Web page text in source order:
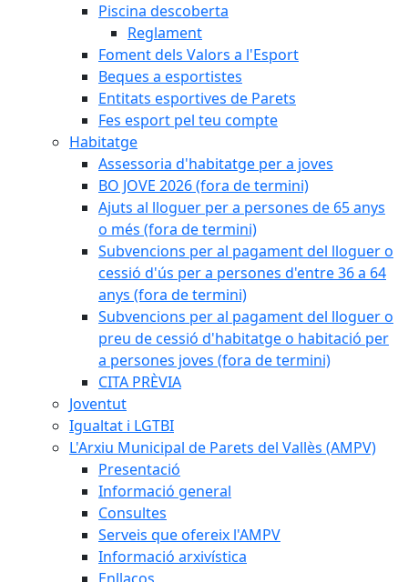
Piscina descoberta
Reglament
Foment dels Valors a l'Esport
Beques a esportistes
Entitats esportives de Parets
Fes esport pel teu compte
Habitatge
Assessoria d'habitatge per a joves
BO JOVE 2026 (fora de termini)
Ajuts al lloguer per a persones de 65 anys
o més (fora de termini)
Subvencions per al pagament del lloguer o
cessió d'ús per a persones d'entre 36 a 64
anys (fora de termini)
Subvencions per al pagament del lloguer o
preu de cessió d'habitatge o habitació per
a persones joves (fora de termini)
CITA PRÈVIA
Joventut
Igualtat i LGTBI
L'Arxiu Municipal de Parets del Vallès (AMPV)
Presentació
Informació general
Consultes
Serveis que ofereix l'AMPV
Informació arxivística